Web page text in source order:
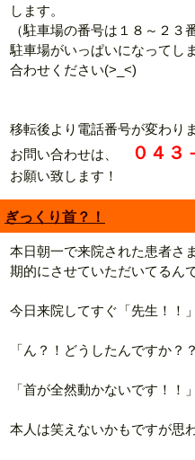
します。
（駐車場の番号は１８～２３
駐車場がいっぱいになってし
合わせください(>_<)
移転後より電話番号が変わり
お問い合わせは、
０４３
お願い致します！
ぎっくり首？！
本日朝一で来院された患者さ
期的にさせていただいてるん
今日来院してすぐ「先生！！」
「ん？！どうしたんですか？？
「首が全然動かないです！！」
本人は笑えないかもですが思